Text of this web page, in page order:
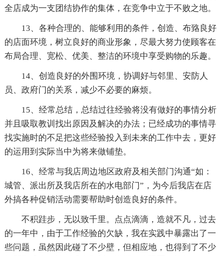
全店成为一支团结协作的集体，在竞争中立于不败之地。
13、各种合理的、能够利用的条件，创造、布臵良好
的店面环境，树立良好的商业形象，尽最大努力使顾客在
布局合理、宽松、优美、整洁的环境中享受购物的乐趣。
14、创造良好的外围环境，协调好与邻里、安防人
员、政府门的关系，减少不必要的麻烦。
15、经常总结，总结过往经验将没有做好的事情分析
并且吸取教训找出原因及解决的办法；已经成功的事情寻
找实施时的不足把这些经验投入到未来的工作中去，更好
的运用到实际当中为将来做铺垫。
16、经常与我店周边地区政府及相关部门沟通“如：
城管、派出所及我店所在的水电部门”，为今后我店在店
外搞各种促销活动需要帮助时创造良好的条件。
不积跬步，无以致千里。点点滴滴，造就不凡，过去
的一年中，由于工作经验的欠缺，我在实践中暴露出了一
些问题，虽然因此碰了不少壁，但相应地，也得到了不少